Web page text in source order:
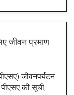
जीवन प्रमाण
जीवनपर्यटन
की सूची,